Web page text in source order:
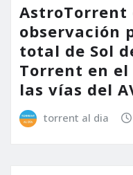
AstroTorrent
observación
total de Sol
Torrent en
las vías del
torrent al dia